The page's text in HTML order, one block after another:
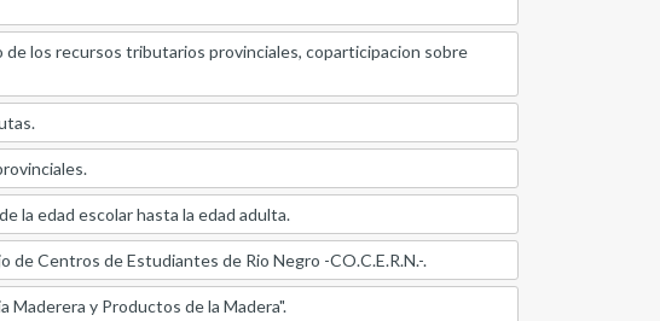
los recursos tributarios provinciales, coparticipacion sobre
la edad escolar hasta la edad adulta.
Centros de Estudiantes de Rio Negro -CO.C.E.R.N.-.
Maderera y Productos de la Madera".